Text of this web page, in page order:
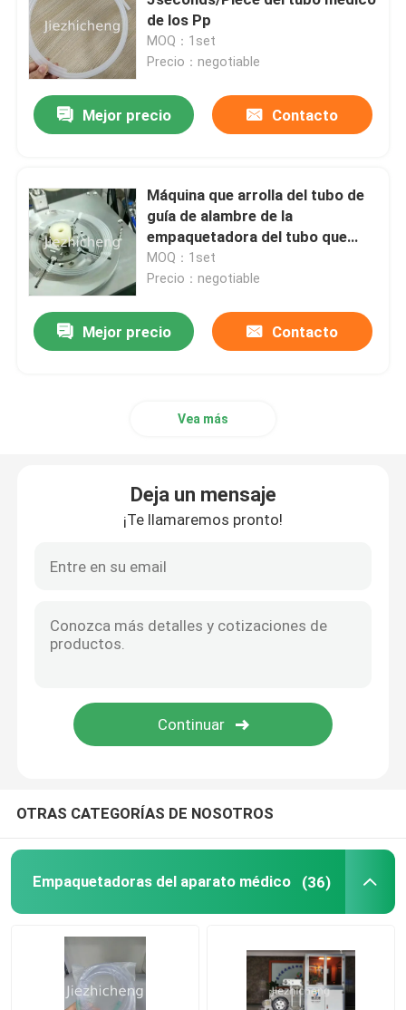
Bolso médico que hace la máquina
Producción de la membrana
Cajón plástico que hace la máquina
Máquina de la fabricación de la cánula
Equipo de fabricación de la membrana
Máquina de ensamblaje de válvulas de retención
Máquina de apertura de ventanas de cajas de paletas
de los Pp
MOQ：1set
Precio：negotiable
Mejor precio Contacto
Máquina que arrolla del tubo de
guía de alambre de la
empaquetadora del tubo que
arrolla médico automático
MOQ：1set
Precio：negotiable
Mejor precio Contacto
Vea más
Deja un mensaje
¡Te llamaremos pronto!
OTRAS CATEGORÍAS DE NOSOTROS
Empaquetadoras del aparato médico (36)